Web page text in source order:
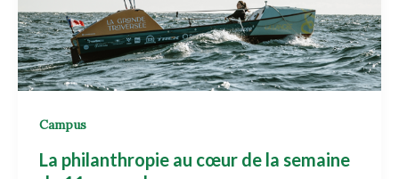
Campus
La philanthropie au cœur de la semaine